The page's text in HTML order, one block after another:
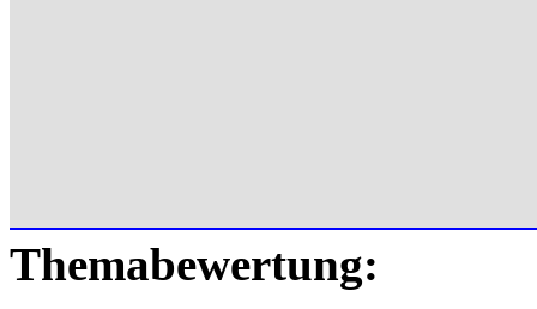
Themabewertung: